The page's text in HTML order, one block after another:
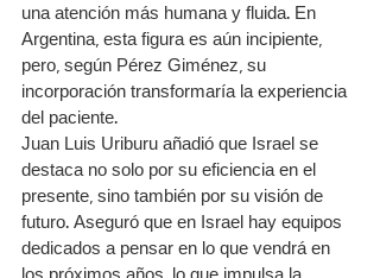
una atención más humana y fluida. En
Argentina, esta figura es aún incipiente,
pero, según Pérez Giménez, su
incorporación transformaría la experiencia
del paciente.
Juan Luis Uriburu añadió que Israel se
destaca no solo por su eficiencia en el
presente, sino también por su visión de
futuro. Aseguró que en Israel hay equipos
dedicados a pensar en lo que vendrá en